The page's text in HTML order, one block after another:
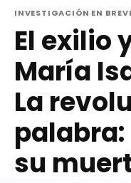
INVESTIGACIÓN EN
El exilio
María
La
palabra:
su